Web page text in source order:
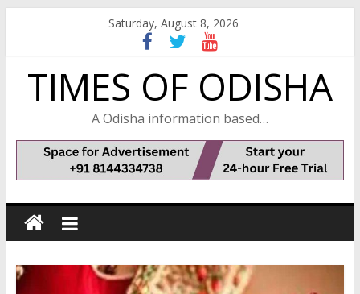
Saturday, August 8, 2026
TIMES OF ODISHA
A Odisha information based…